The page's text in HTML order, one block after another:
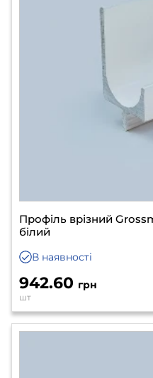
Профіль врізний
білий
В наявності
942.60 грн
шт